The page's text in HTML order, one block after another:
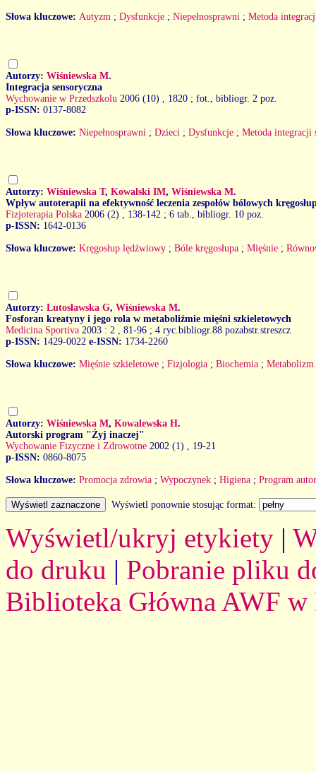
Słowa kluczowe: Autyzm ; Dysfunkcje ; Niepełnosprawni ; Metoda
Autorzy: Wiśniewska M.
Integracja sensoryczna
Wychowanie w Przedszkolu 2006 (10)
, 1820 ; fot., bibliogr. 2 poz.
p-ISSN: 0137-8082
Słowa kluczowe: Niepełnosprawni ; Dzieci ; Dysfunkcje ; Metoda integracji
Autorzy: Wiśniewska T, Kowalski IM, Wiśniewska M.
Wpływ autoterapii na efektywność leczenia zespołów bólowych
Fizjoterapia Polska 2006 (2)
, 138-142 ; 6 tab., bibliogr. 10 poz.
p-ISSN: 1642-0136
Słowa kluczowe: Kręgosłup lędźwiowy ; Bóle kręgosłupa ; Mięśnie ;
Autorzy: Lutosławska G, Wiśniewska M.
Fosforan kreatyny i jego rola w metaboliźmie mięśni szkieletowych
Medicina Sportiva 2003 : 2
, 81-96 ; 4 ryc.bibliogr.88 pozabstr.streszcz
p-ISSN: 1429-0022 e-ISSN: 1734-2260
Słowa kluczowe: Mięśnie szkieletowe ; Fizjologia ; Biochemia ; Metabolizm
Autorzy: Wiśniewska M, Kowalewska H.
Autorski program "Żyj inaczej"
Wychowanie Fizyczne i Zdrowotne 2002 (1)
, 19-21
p-ISSN: 0860-8075
Słowa kluczowe: Promocja zdrowia ; Wypoczynek ; Higiena ; Program
Wyświetl ponownie stosując format:
Wyświetl/ukryj etykiety |
do druku | Pobranie pliku
Biblioteka Główna AWF w